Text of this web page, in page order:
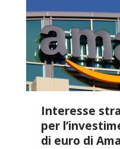
Interesse
per
di euro di